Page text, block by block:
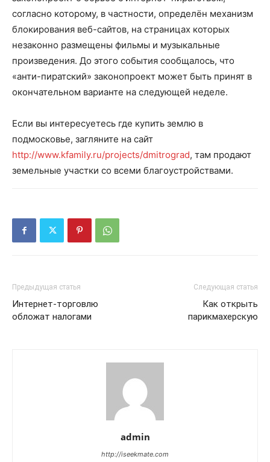
согласно которому, в частности, определён механизм
блокирования веб-сайтов, на страницах которых
незаконно размещены фильмы и музыкальные
произведения. До этого события сообщалось, что
«анти-пиратский» законопроект может быть принят в
окончательном варианте на следующей неделе.
Если вы интересуетесь где купить землю в
подмосковье, загляните на сайт
http://www.kfamily.ru/projects/dmitrograd, там продают
земельные участки со всеми благоустройствами.
Предыдущая статья
Интернет-торговлю
обложат налогами
Следующая статья
Как открыть
парикмахерскую
admin
http://iseekmate.com